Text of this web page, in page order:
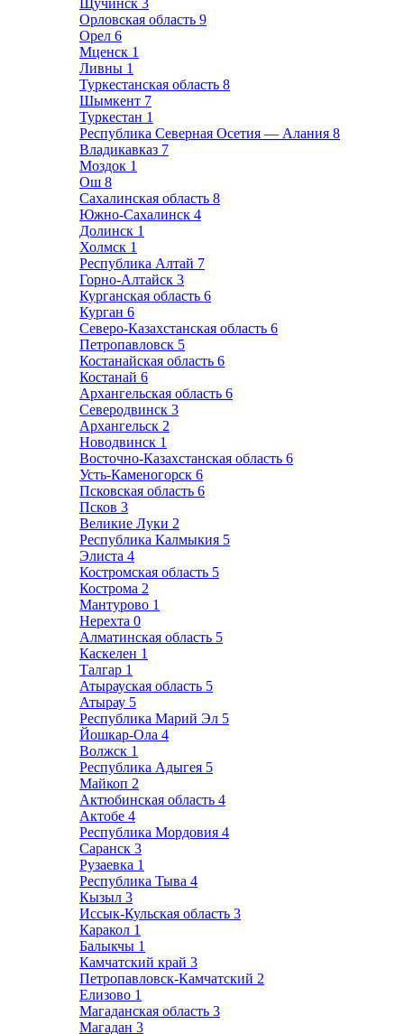
Щучинск 3
Орловская область 9
Орел 6
Мценск 1
Ливны 1
Туркестанская область 8
Шымкент 7
Туркестан 1
Республика Северная Осетия — Алания 8
Владикавказ 7
Моздок 1
Ош 8
Сахалинская область 8
Южно-Сахалинск 4
Долинск 1
Холмск 1
Республика Алтай 7
Горно-Алтайск 3
Курганская область 6
Курган 6
Северо-Казахстанская область 6
Петропавловск 5
Костанайская область 6
Костанай 6
Архангельская область 6
Северодвинск 3
Архангельск 2
Новодвинск 1
Восточно-Казахстанская область 6
Усть-Каменогорск 6
Псковская область 6
Псков 3
Великие Луки 2
Республика Калмыкия 5
Элиста 4
Костромская область 5
Кострома 2
Мантурово 1
Нерехта 0
Алматинская область 5
Каскелен 1
Талгар 1
Атырауская область 5
Атырау 5
Республика Марий Эл 5
Йошкар-Ола 4
Волжск 1
Республика Адыгея 5
Майкоп 2
Актюбинская область 4
Актобе 4
Республика Мордовия 4
Саранск 3
Рузаевка 1
Республика Тыва 4
Кызыл 3
Иссык-Кульская область 3
Каракол 1
Балыкчы 1
Камчатский край 3
Петропавловск-Камчатский 2
Елизово 1
Магаданская область 3
Магадан 3